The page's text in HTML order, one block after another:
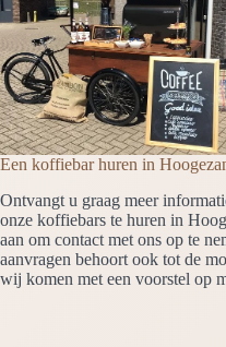
Een koffiebar huren in
Ontvangt u graag meer
onze koffiebars te huren in
aan om contact met ons op te
aanvragen behoort ook tot de
wij komen met een voorstel op